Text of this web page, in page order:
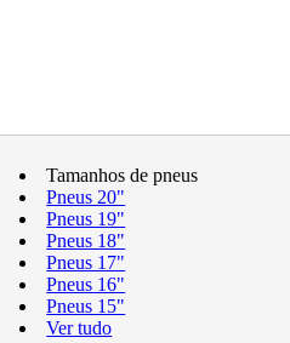
Tamanhos de pneus
Pneus 20"
Pneus 19"
Pneus 18"
Pneus 17"
Pneus 16"
Pneus 15"
Ver tudo